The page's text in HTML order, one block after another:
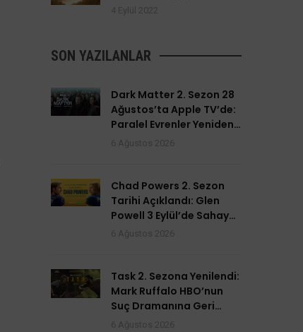
SON YAZILANLAR
Dark Matter 2. Sezon 28
Ağustos’ta Apple TV’de:
Paralel Evrenler Yeniden
Chad Powers 2. Sezon
Tarihi Açıklandı: Glen
Powell 3 Eylül’de Sahaya
Task 2. Sezona Yenilendi:
Mark Ruffalo HBO’nun
Suç Dramanına Geri